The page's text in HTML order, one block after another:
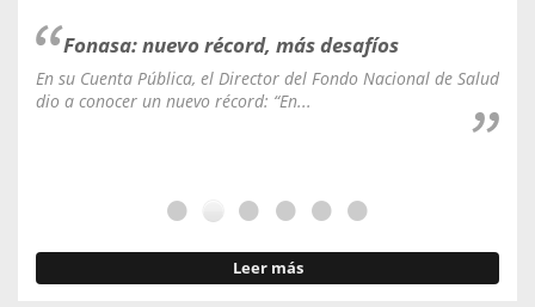
Fonasa: nuevo récord, más desafíos
En su Cuenta Pública, el Director del Fondo Nacional de Salud
dio a conocer un nuevo récord: “En...
Leer más